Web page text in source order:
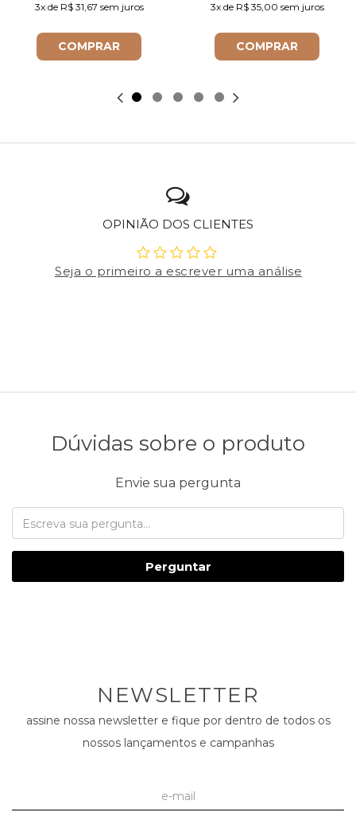
3xde R$ 31,67 sem juros
COMPRAR
3xde R$ 35,00 sem juros
COMPRAR
OPINIÃO DOS CLIENTES
Seja o primeiro a escrever uma análise
Dúvidas sobre o produto
Envie sua pergunta
Perguntar
NEWSLETTER
assine nossa newsletter e fique por dentro de todos os
nossos lançamentos e campanhas